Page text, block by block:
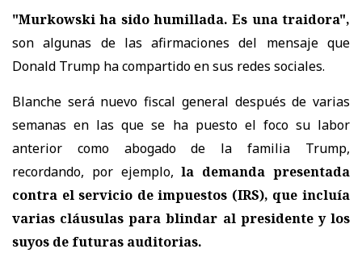
"Murkowski ha sido humillada. Es una traidora",
son algunas de las afirmaciones del mensaje que
Donald Trump ha compartido en sus redes sociales.
Blanche será nuevo fiscal general después de varias
semanas en las que se ha puesto el foco su labor
anterior como abogado de la familia Trump,
recordando, por ejemplo,la demanda presentada
contra el servicio de impuestos (IRS), que incluía
varias cláusulas para blindar al presidente y los
suyos de futuras auditorias.